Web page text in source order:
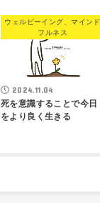
ウェルビーイング、マインド
フルネス
2024.11.04
死を意識することで今日
をより良く生きる